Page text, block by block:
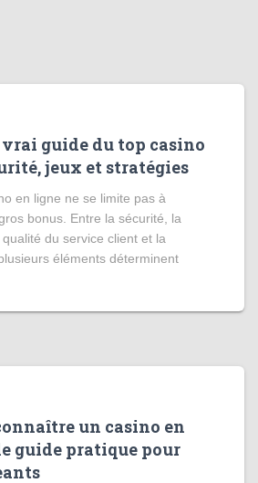
guide du top casino
jeux et stratégies
en ligne ne se limite pas à
bonus. Entre la sécurité, la
du service client et la
éléments déterminent
un casino en
guide pratique pour